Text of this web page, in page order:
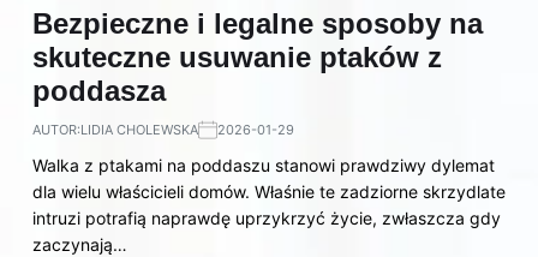
Bezpieczne i legalne sposoby na
skuteczne usuwanie ptaków z
poddasza
AUTOR:LIDIA CHOLEWSKA 2026-01-29
Walka z ptakami na poddaszu stanowi prawdziwy dylemat
dla wielu właścicieli domów. Właśnie te zadziorne skrzydlate
intruzi potrafią naprawdę uprzykrzyć życie, zwłaszcza gdy
zaczynają…